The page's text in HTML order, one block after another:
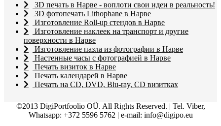
3D печать в Нарве - воплоти свои идеи в реальность!
3D фотопечать Lithophane в Нарве
Изготовление Roll-up стендов в Нарве
Изготовление наклеек на транспорт и другие
поверхности в Нарве
Изготовление пазла из фотографии в Нарве
Настенные часы с фотографией в Нарве
Печать визиток в Нарве
Печать календарей в Нарве
Печать на CD, DVD, Blu-ray, CD визитках
©2013 DigiPortfoolio OÜ. All Rights Reserved. | Tel. Viber,
Whatsapp: +372 5596 5762 | e-mail: info@digipo.eu